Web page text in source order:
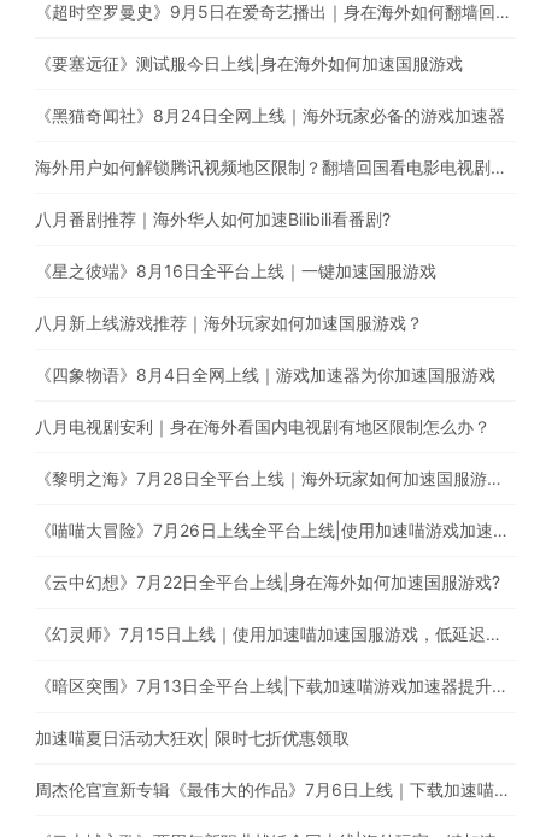
《超时空罗曼史》9月5日在爱奇艺播出｜身在海外如何翻墙回国追剧？
《要塞远征》测试服今日上线|身在海外如何加速国服游戏
《黑猫奇闻社》8月24日全网上线｜海外玩家必备的游戏加速器
海外用户如何解锁腾讯视频地区限制？翻墙回国看电影电视剧综艺
八月番剧推荐｜海外华人如何加速Bilibili看番剧?
《星之彼端》8月16日全平台上线｜一键加速国服游戏
八月新上线游戏推荐｜海外玩家如何加速国服游戏？
《四象物语》8月4日全网上线｜游戏加速器为你加速国服游戏
八月电视剧安利｜身在海外看国内电视剧有地区限制怎么办？
《黎明之海》7月28日全平台上线｜海外玩家如何加速国服游戏？
《喵喵大冒险》7月26日上线全平台上线|使用加速喵游戏加速器一键加速国服游戏
《云中幻想》7月22日全平台上线|身在海外如何加速国服游戏?
《幻灵师》7月15日上线｜使用加速喵加速国服游戏，低延迟无卡顿
《暗区突围》7月13日全平台上线|下载加速喵游戏加速器提升游戏体验
加速喵夏日活动大狂欢| 限时七折优惠领取
周杰伦官宣新专辑《最伟大的作品》7月6日上线｜下载加速喵解除地区限制